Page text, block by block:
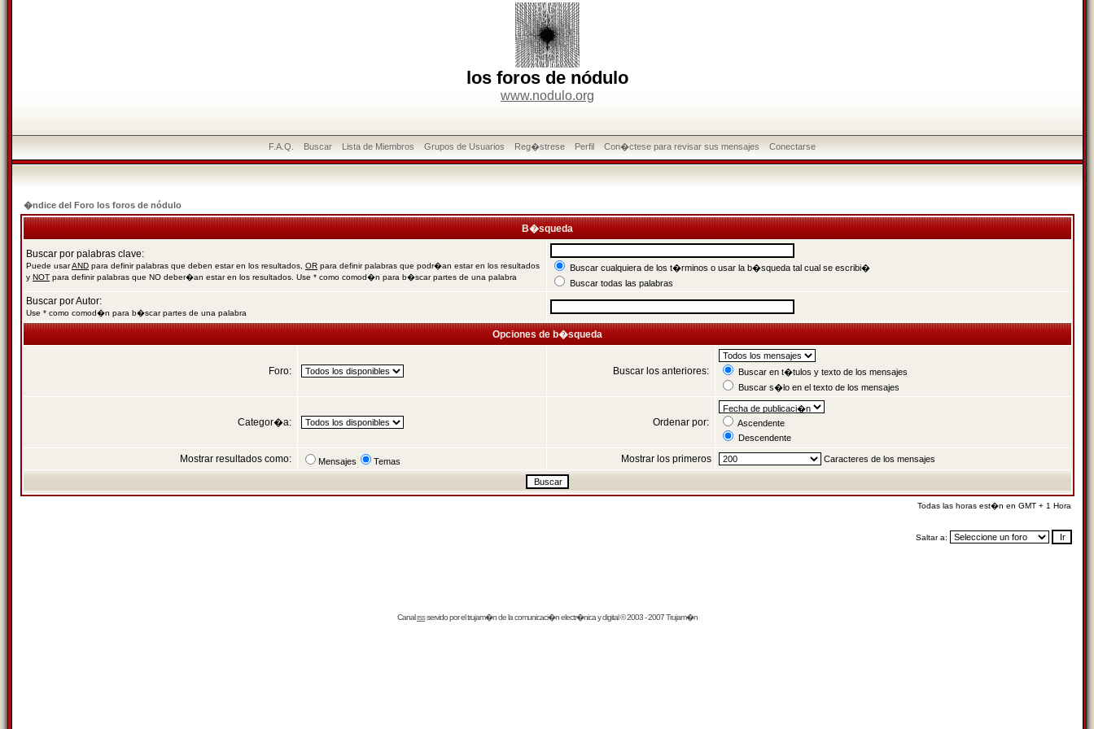
los foros de nódulo
www.nodulo.org
F.A.Q. Buscar Lista de Miembros Grupos de Usuarios Reg�strese Perfil Con�ctese para revisar sus mensajes Conectarse
�ndice del Foro los foros de nódulo
B�squeda
Buscar por palabras clave:
Puede usarAND para definir palabras que deben estar en los resultados, OR para definir palabras que podr�an estar en los resultados
y NOT para definir palabras que NO deber�an estar en los resultados. Use * como comod�n para b�scar partes de una palabra
Buscar cualquiera de los t�rminos o usar la b�squeda tal cual se escribi�
Buscar todas las palabras
Buscar por Autor:
Use * como comod�n para b�scar partes de una palabra
Opciones de b�squeda
Foro: Buscar los anteriores:
Buscar en t�tulos y texto de los mensajes
Buscar s�lo en el texto de los mensajes
Categor�a: Ordenar por:
Ascendente
Descendente
Mostrar resultados como: Mensajes Temas Mostrar los primeros Caracteres de los mensajes
Todas las horas est�n en GMT + 1 Hora
Saltar a:
Canalrssservido por eltrujam�nde la comunicaci�n electr�nica y digital © 2003 - 2007 Trujam�n